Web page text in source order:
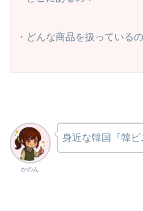
・どんな商品を扱っている
かのん
身近な韓国『韓